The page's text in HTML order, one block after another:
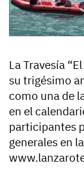
La Travesía
su trigésimo
como una de
en el
participantes
generales en